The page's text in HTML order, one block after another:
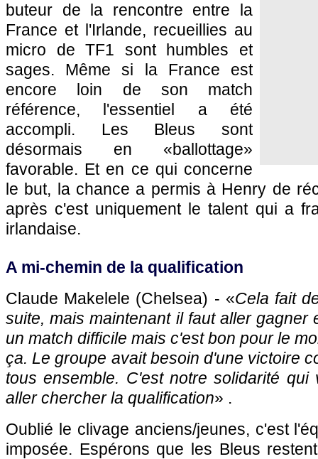
buteur de la rencontre entre la
France et l'Irlande, recueillies au
micro de TF1 sont humbles et
sages. Même si la France est
encore loin de son match
référence, l'essentiel a été
accompli. Les Bleus sont
désormais en «ballottage»
favorable. Et en ce qui concerne
le but, la chance a permis à Henry de
après c'est uniquement le talent qui a
irlandaise.
A mi-chemin de la qualification
Claude Makelele (Chelsea) - «Cela fait
suite, mais maintenant il faut aller
un match difficile mais c'est bon pour le
ça. Le groupe avait besoin d'une victoire
tous ensemble. C'est notre solidarité
aller chercher la qualification» .
Oublié le clivage anciens/jeunes, c'est
imposée. Espérons que les Bleus